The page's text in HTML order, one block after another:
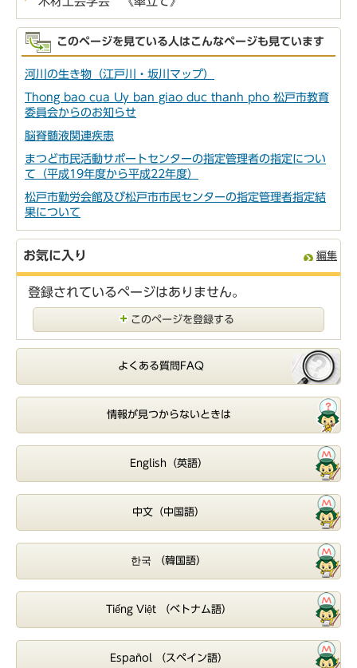
このページを見ている人はこんなページも見ています
河川の生き物（江戸川・坂川マップ）
Thong bao cua Uy ban giao duc thanh pho 松戸市教育
委員会からのお知らせ
脳脊髄液関連疾患
まつど市民活動サポートセンターの指定管理者の指定につい
て（平成19年度から平成22年度）
松戸市勤労会館及び松戸市市民センターの指定管理者指定結
果について
お気に入り 編集
登録されているページはありません。
このページを登録する
よくある質問FAQ
情報が見つからないときは
English（英語）
中文（中国語）
한국 （韓国語）
Tiếng Việt （ベトナム語）
Español （スペイン語）